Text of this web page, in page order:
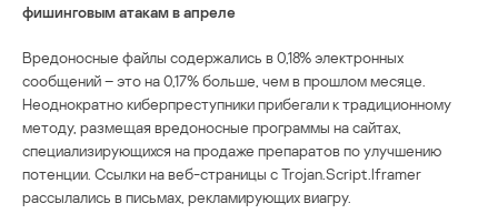
фишинговым атакам в апреле
Вредоносные файлы содержались в 0,18% электронных
сообщений – это на 0,17% больше, чем в прошлом месяце.
Неоднократно киберпреступники прибегали к традиционному
методу, размещая вредоносные программы на сайтах,
специализирующихся на продаже препаратов по улучшению
потенции. Ссылки на веб-страницы с Trojan.Script.Iframer
рассылались в письмах, рекламирующих виагру.